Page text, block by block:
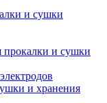
и сушки
прокалки и сушки
и хранения